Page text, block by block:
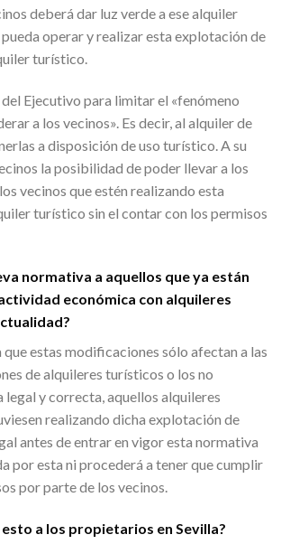
deberá dar luz verde a ese alquiler
operar y realizar esta explotación de
turístico.
Ejecutivo para limitar el «fenómeno
a los vecinos». Es decir, al alquiler de
a disposición de uso turístico. A su
la posibilidad de poder llevar a los
vecinos que estén realizando esta
turístico sin el contar con los permisos
normativa a aquellos que ya están
económica con alquileres
estas modificaciones sólo afectan a las
de alquileres turísticos o los no
legal y correcta, aquellos alquileres
realizando dicha explotación de
antes de entrar en vigor esta normativa
por esta ni procederá a tener que cumplir
por parte de los vecinos.
a los propietarios en Sevilla?